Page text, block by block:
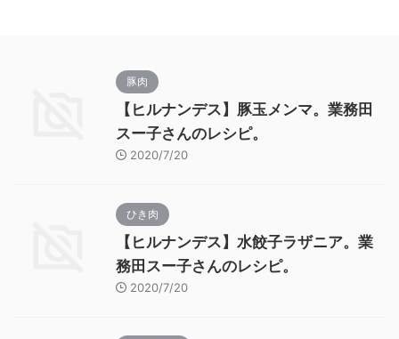
豚肉
【ヒルナンデス】豚玉メンマ。業務田
スー子さんのレシピ。
2020/7/20
ひき肉
【ヒルナンデス】水餃子ラザニア。業
務田スー子さんのレシピ。
2020/7/20